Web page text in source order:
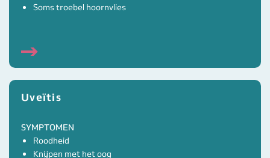
Soms troebel hoornvlies
Uveïtis
SYMPTOMEN
Roodheid
Knijpen met het oog